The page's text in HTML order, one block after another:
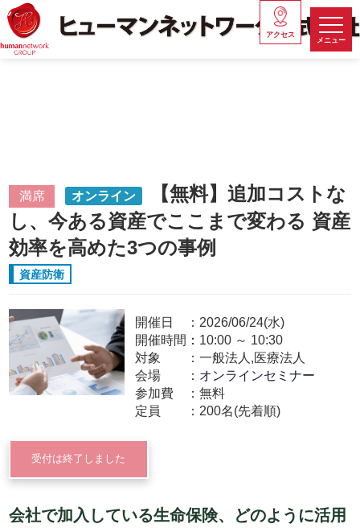
メニュー
アクセス
満席 オンライン
【無料】追加コストな
し、今ある資産でここまで変わる 資産
効率を高めた3つの事例
資産防衛
開催日
2026/06/24(水)
開催時間： 10:00～ 10:30
対象
一般法人,医療法人
会場
オンラインセミナー
参加費
無料
定員
200名(先着順)
受付は終了しました
会社で加入している生命保険、どのように活用